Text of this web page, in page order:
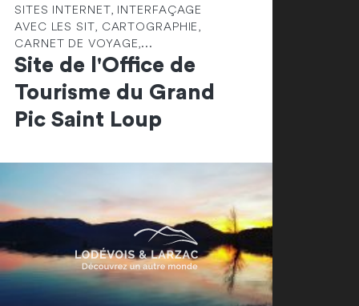
SITES INTERNET, INTERFAÇAGE
AVEC LES SIT, CARTOGRAPHIE,
CARNET DE VOYAGE,...
Site de l'Office de
Tourisme du Grand
Pic Saint Loup